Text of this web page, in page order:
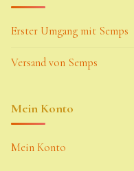
Erster Umgang mit Semps
Versand von Semps
Mein Konto
Mein Konto